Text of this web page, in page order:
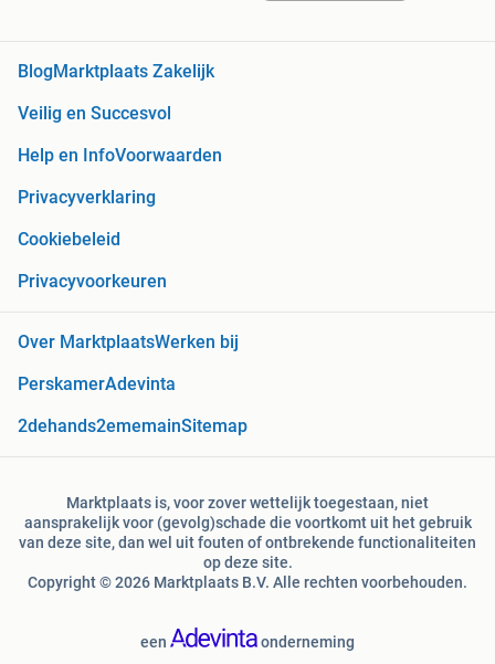
Blog Marktplaats Zakelijk
Veilig en Succesvol
Help en InfoVoorwaarden
Privacyverklaring
Cookiebeleid
Privacyvoorkeuren
Over MarktplaatsWerken bij
PerskamerAdevinta
2dehands2ememainSitemap
Marktplaats is, voor zover wettelijk toegestaan, niet
aansprakelijk voor (gevolg)schade die voortkomt uit het gebruik
van deze site, dan wel uit fouten of ontbrekende functionaliteiten
op deze site.
Copyright © 2026 Marktplaats B.V. Alle rechten voorbehouden.
een onderneming